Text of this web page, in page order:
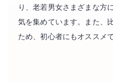
り、老若男女さまざまな方
気を集めています。また、
ため、初心者にもオススメ